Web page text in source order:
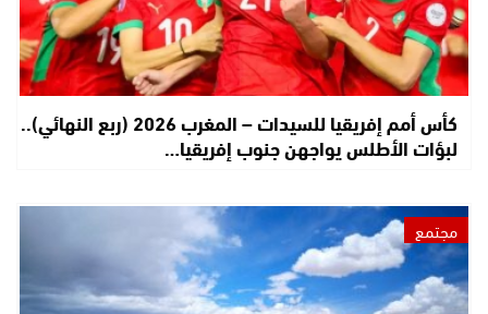
كأس أمم إفريقيا للسيدات – المغرب 2026 (ربع النهائي)..
لبؤات الأطلس يواجهن جنوب إفريقيا…
مجتمع